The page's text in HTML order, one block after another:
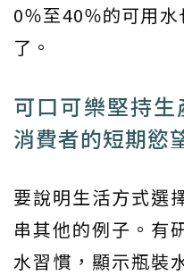
0％至40％的可用
了。
可口可樂堅持
消費者的短期慾
要說明生活方式選
串其他的例子。有
水習慣，顯示瓶裝